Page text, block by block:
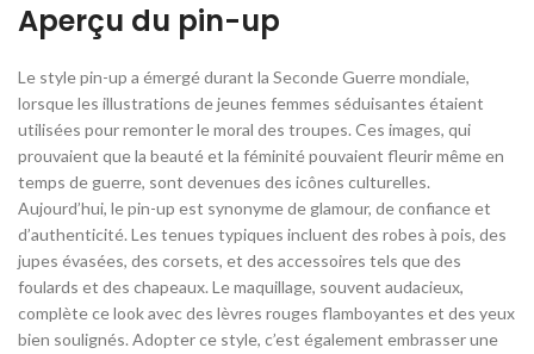
Aperçu du pin-up
Le style pin-up a émergé durant la Seconde Guerre mondiale,
lorsque les illustrations de jeunes femmes séduisantes étaient
utilisées pour remonter le moral des troupes. Ces images, qui
prouvaient que la beauté et la féminité pouvaient fleurir même en
temps de guerre, sont devenues des icônes culturelles.
Aujourd’hui, le pin-up est synonyme de glamour, de confiance et
d’authenticité. Les tenues typiques incluent des robes à pois, des
jupes évasées, des corsets, et des accessoires tels que des
foulards et des chapeaux. Le maquillage, souvent audacieux,
complète ce look avec des lèvres rouges flamboyantes et des yeux
bien soulignés. Adopter ce style, c’est également embrasser une